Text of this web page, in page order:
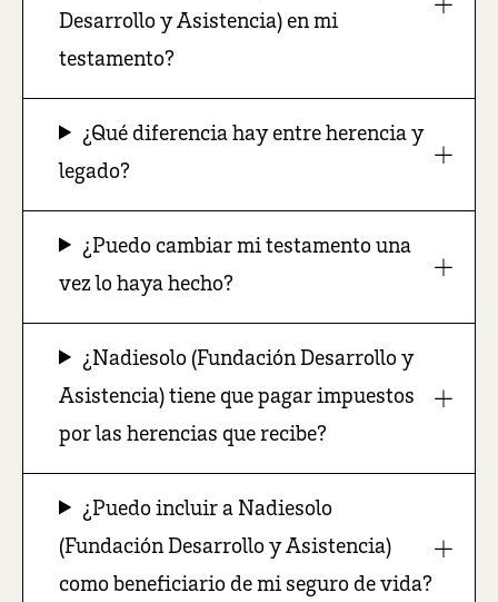
Desarrollo y Asistencia) en mi
testamento?
¿Qué diferencia hay entre herencia y
legado?
¿Puedo cambiar mi testamento una
vez lo haya hecho?
¿Nadiesolo (Fundación Desarrollo y
Asistencia) tiene que pagar impuestos
por las herencias que recibe?
¿Puedo incluir a Nadiesolo
(Fundación Desarrollo y Asistencia)
como beneficiario de mi seguro de vida?